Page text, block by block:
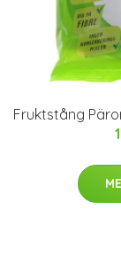
Fruktstång